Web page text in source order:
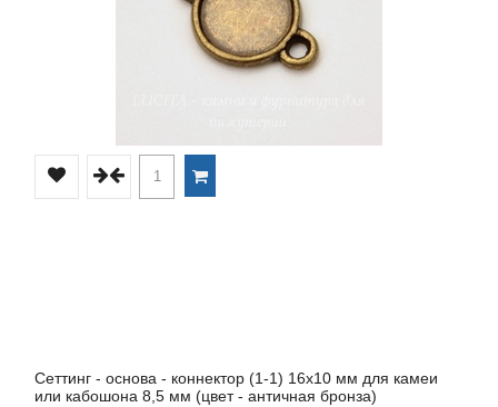
Сеттинг - основа - коннектор (1-1) 16х10 мм для камеи
или кабошона 8,5 мм (цвет - античная бронза)